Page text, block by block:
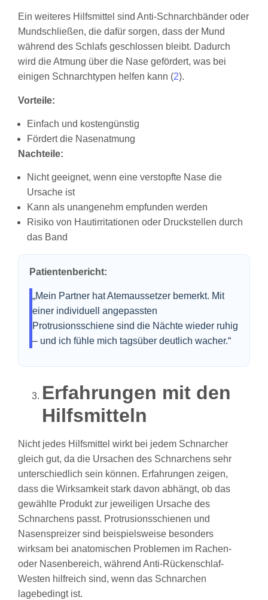
Ein weiteres Hilfsmittel sind Anti-Schnarchbänder oder
Mundschließen, die dafür sorgen, dass der Mund
während des Schlafs geschlossen bleibt. Dadurch
wird die Atmung über die Nase gefördert, was bei
einigen Schnarchtypen helfen kann (2).
Vorteile:
Einfach und kostengünstig
Fördert die Nasenatmung
Nachteile:
Nicht geeignet, wenn eine verstopfte Nase die
Ursache ist
Kann als unangenehm empfunden werden
Risiko von Hautirritationen oder Druckstellen durch
das Band
Patientenbericht:
„Mein Partner hat Atemaussetzer bemerkt. Mit
einer individuell angepassten
Protrusionsschiene sind die Nächte wieder ruhig
– und ich fühle mich tagsüber deutlich wacher.“
Erfahrungen mit den
Hilfsmitteln
Nicht jedes Hilfsmittel wirkt bei jedem Schnarcher
gleich gut, da die Ursachen des Schnarchens sehr
unterschiedlich sein können. Erfahrungen zeigen,
dass die Wirksamkeit stark davon abhängt, ob das
gewählte Produkt zur jeweiligen Ursache des
Schnarchens passt. Protrusionsschienen und
Nasenspreizer sind beispielsweise besonders
wirksam bei anatomischen Problemen im Rachen-
oder Nasenbereich, während Anti-Rückenschlaf-
Westen hilfreich sind, wenn das Schnarchen
lagebedingt ist.